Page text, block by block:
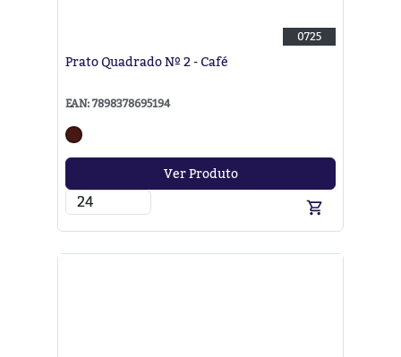
0725
Prato Quadrado Nº 2 - Café
EAN: 7898378695194
Ver Produto